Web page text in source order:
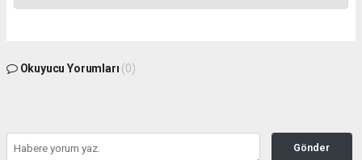
Okuyucu Yorumları (0)
Gönder